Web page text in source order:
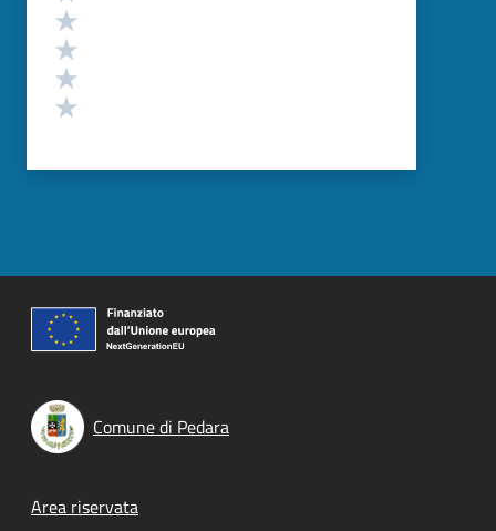
Comune di Pedara
Footer menu
Area riservata